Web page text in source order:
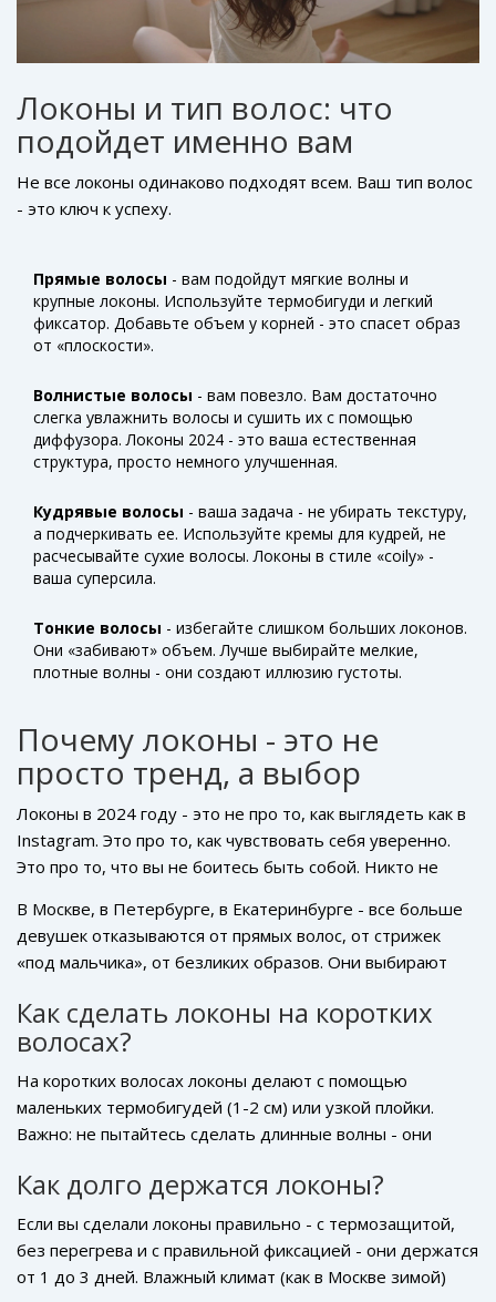
Локоны и тип волос: что
подойдет именно вам
Не все локоны одинаково подходят всем. Ваш тип волос
- это ключ к успеху.
Прямые волосы - вам подойдут мягкие волны и
крупные локоны. Используйте термобигуди и легкий
фиксатор. Добавьте объем у корней - это спасет образ
от «плоскости».
Волнистые волосы - вам повезло. Вам достаточно
слегка увлажнить волосы и сушить их с помощью
диффузора. Локоны 2024 - это ваша естественная
структура, просто немного улучшенная.
Кудрявые волосы - ваша задача - не убирать текстуру,
а подчеркивать ее. Используйте кремы для кудрей, не
расчесывайте сухие волосы. Локоны в стиле «coily» -
ваша суперсила.
Тонкие волосы - избегайте слишком больших локонов.
Они «забивают» объем. Лучше выбирайте мелкие,
плотные волны - они создают иллюзию густоты.
Почему локоны - это не
просто тренд, а выбор
Локоны в 2024 году - это не про то, как выглядеть как в
Instagram. Это про то, как чувствовать себя уверенно.
Это про то, что вы не боитесь быть собой. Никто не
это немного терпения, пара хороших продуктов и
желание не быть похожей на всех.
В Москве, в Петербурге, в Екатеринбурге - все больше
девушек отказываются от прямых волос, от стрижек
«под мальчика», от безликих образов. Они выбирают
требуют постоянного контроля. Они просто есть. И это
уже многое.
Как сделать локоны на коротких
волосах?
На коротких волосах локоны делают с помощью
маленьких термобигудей (1-2 см) или узкой плойки.
Важно: не пытайтесь сделать длинные волны - они
текстурированные завитки у кончиков. Добавьте легкий
лишнего объема. Особенно хорошо это смотрится на
бобах и каре с удлинением.
Как долго держатся локоны?
Если вы сделали локоны правильно - с термозащитой,
без перегрева и с правильной фиксацией - они держатся
от 1 до 3 дней. Влажный климат (как в Москве зимой)